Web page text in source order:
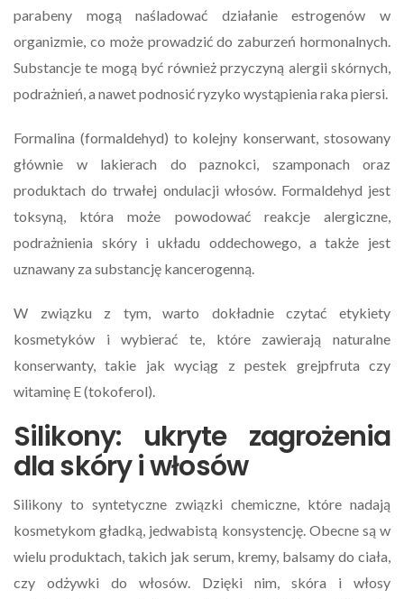
parabeny mogą naśladować działanie estrogenów w
organizmie, co może prowadzić do zaburzeń hormonalnych.
Substancje te mogą być również przyczyną alergii skórnych,
podrażnień, a nawet podnosić ryzyko wystąpienia raka piersi.
Formalina (formaldehyd) to kolejny konserwant, stosowany
głównie w lakierach do paznokci, szamponach oraz
produktach do trwałej ondulacji włosów. Formaldehyd jest
toksyną, która może powodować reakcje alergiczne,
podrażnienia skóry i układu oddechowego, a także jest
uznawany za substancję kancerogenną.
W związku z tym, warto dokładnie czytać etykiety
kosmetyków i wybierać te, które zawierają naturalne
konserwanty, takie jak wyciąg z pestek grejpfruta czy
witaminę E (tokoferol).
Silikony: ukryte zagrożenia
dla skóry i włosów
Silikony to syntetyczne związki chemiczne, które nadają
kosmetykom gładką, jedwabistą konsystencję. Obecne są w
wielu produktach, takich jak serum, kremy, balsamy do ciała,
czy odżywki do włosów. Dzięki nim, skóra i włosy